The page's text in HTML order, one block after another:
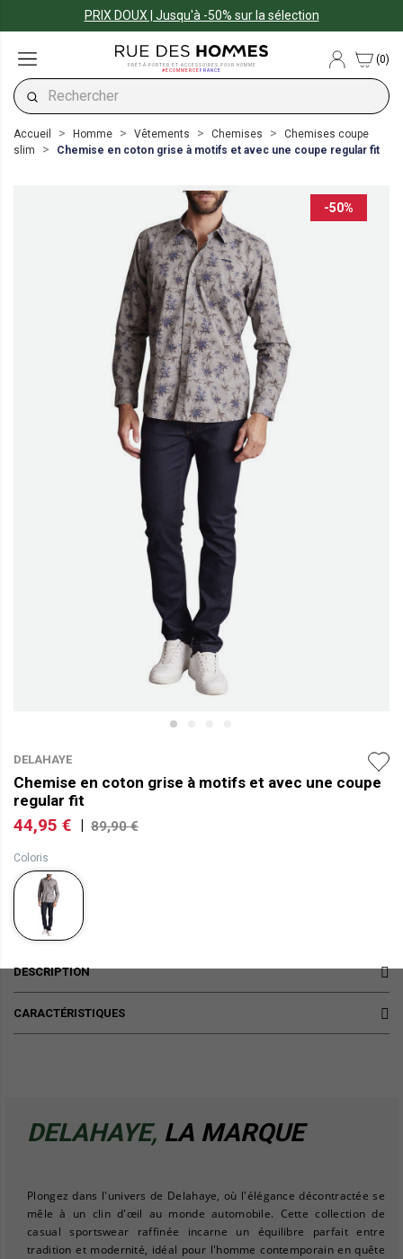
PRIX DOUX | Jusqu'à -50% sur la sélection
PRÊT-À-PORTER ET ACCESSOIRES POUR HOMME
#ECOMMERCEFRANCE
(0)
Accueil Homme Vêtements Chemises
Chemises coupe
slim
Chemise en coton grise à motifs et avec une coupe regular fit
-50%
DELAHAYE
Chemise en coton grise à motifs et avec une coupe
regular fit
44,95 € 89,90 €
Coloris
DESCRIPTION
CARACTÉRISTIQUES
DELAHAYE, LA MARQUE
Plongez dans l'univers de Delahaye, où l'élégance décontractée se
mêle à un clin d'œil au monde automobile. Cette collection de
casual sportswear raffinée incarne un équilibre parfait entre
tradition et modernité, idéal pour l'homme contemporain en quête